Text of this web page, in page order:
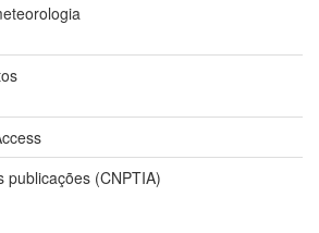
publicações (CNPTIA)